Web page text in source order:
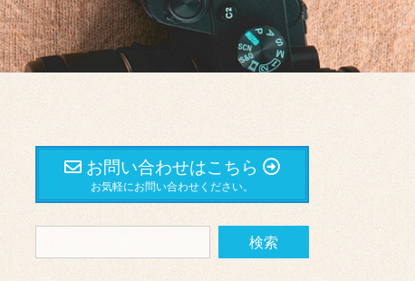
お問い合わせはこちら
お気軽にお問い合わせください。